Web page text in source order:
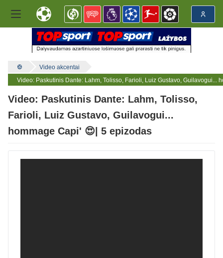
Video akcentai
Video: Paskutinis Dante: Lahm, Tolisso, Farioli, Luiz Gustavo, Guilavogui...
Video: Paskutinis Dante: Lahm, Tolisso,
Farioli, Luiz Gustavo, Guilavogui...
hommage Capi' 😍| 5 epizodas